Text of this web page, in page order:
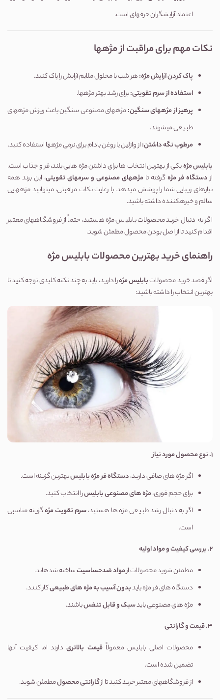
اعتماد آرایشگران حرفهای است.
نکات مهم برای مراقبت از مژهها
پاک کردن آرایش مژه:هر شب با محلول ملایم آرایش را پاک کنید.
استفاده از سرم تقویتی:برای رشد بهتر مژهها.
پرهیز از مژههای سنگین:مژههای مصنوعی سنگین باعث ریزش مژههای
طبیعی میشوند.
مرطوب نگه داشتن:از وازلین یا روغن بادام برای نرمی مژهها استفاده کنید.
بابلیس مژهیکی از بهترین انتخاب ها برای داشتن مژه هایی بلند، فر و جذاب است.
ازدستگاه فر مژهگرفته تا مژههای مصنوعی و سرمهای تقویتی، این برند همه
نیازهای زیبایی شما را پوشش میدهد. با رعایت نکات مراقبتی، میتوانید مژههایی
سالم و خیرهکننده داشته باشید.
اگر به دنبال خرید محصولات بابلیس مژه هستید، حتماً از فروشگاههای معتبر
اقدام کنید تا از اصل بودن محصول مطمئن شوید.
راهنمایخرید بهترین محصولات بابلیس مژه
اگر قصد خرید محصولاتبابلیس مژهرا دارید، باید به چند نکته کلیدی توجه کنید تا
بهترین انتخاب را داشته باشید:
1. نوع محصول مورد نیاز
اگر مژه های صافی دارید،دستگاه فر مژه بابلیسبهترین گزینه است.
برای حجم فوری،مژه های مصنوعی بابلیسرا انتخاب کنید.
اگر به دنبال رشد طبیعی مژه ها هستید،سرم تقویت مژهگزینه مناسبی
است.
2. بررسی کیفیت و مواد اولیه
مطمئن شوید محصولات ازمواد ضدحساسیتساخته شدهاند.
دستگاه های فر مژه بایدبدون آسیب به مژه های طبیعیکار کنند.
مژه های مصنوعی بایدسبک و قابل تنفسباشند.
3. قیمت و گارانتی
محصولات اصلی بابلیس معمولاًقیمت بالاتریدارند اما کیفیت آنها
تضمین شده است.
از فروشگاههای معتبر خرید کنید تا ازگارانتی محصولمطمئن شوید.